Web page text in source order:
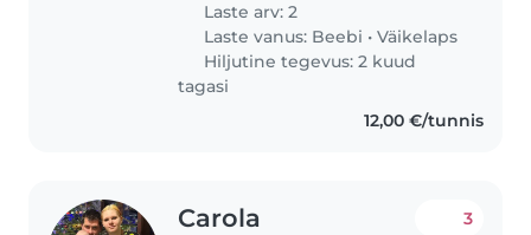
hours) Shift 2: starts at 8 pm (10
hours)
Laste arv: 2
Laste vanus: Beebi •Väikelaps
Hiljutine tegevus: 2 kuud
tagasi
12,00 €/tunnis
Carola 3